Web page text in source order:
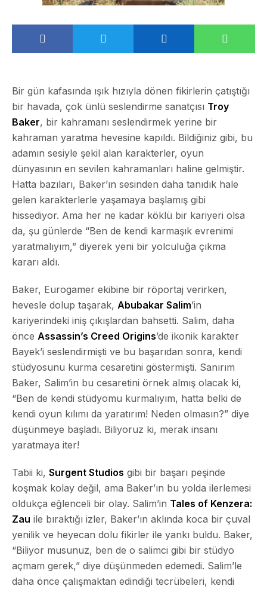
Bir gün kafasında ışık hızıyla dönen fikirlerin çatıştığı
bir havada, çok ünlü seslendirme sanatçısı Troy
Baker, bir kahramanı seslendirmek yerine bir
kahraman yaratma hevesine kapıldı. Bildiğiniz gibi, bu
adamın sesiyle şekil alan karakterler, oyun
dünyasının en sevilen kahramanları haline gelmiştir.
Hatta bazıları, Baker’ın sesinden daha tanıdık hale
gelen karakterlerle yaşamaya başlamış gibi
hissediyor. Ama her ne kadar köklü bir kariyeri olsa
da, şu günlerde “Ben de kendi karmaşık evrenimi
yaratmalıyım,” diyerek yeni bir yolculuğa çıkma
kararı aldı.
Baker, Eurogamer ekibine bir röportaj verirken,
hevesle dolup taşarak, Abubakar Salim’in
kariyerindeki iniş çıkışlardan bahsetti. Salim, daha
önce Assassin’s Creed Origins’de ikonik karakter
Bayek’i seslendirmişti ve bu başarıdan sonra, kendi
stüdyosunu kurma cesaretini göstermişti. Sanırım
Baker, Salim’in bu cesaretini örnek almış olacak ki,
“Ben de kendi stüdyomu kurmalıyım, hatta belki de
kendi oyun kılımı da yaratırım! Neden olmasın?” diye
düşünmeye başladı. Biliyoruz ki, merak insanı
yaratmaya iter!
Tabii ki, Surgent Studios gibi bir başarı peşinde
koşmak kolay değil, ama Baker’ın bu yolda ilerlemesi
oldukça eğlenceli bir olay. Salim’in Tales of Kenzera:
Zau ile bıraktığı izler, Baker’ın aklında koca bir çuval
yenilik ve heyecan dolu fikirler ile yankı buldu. Baker,
“Biliyor musunuz, ben de o salimci gibi bir stüdyo
açmam gerek,” diye düşünmeden edemedi. Salim’le
daha önce çalışmaktan edindiği tecrübeleri, kendi